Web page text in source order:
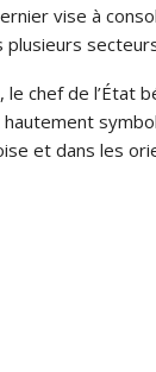
vise à
chef de l’État
et dans les